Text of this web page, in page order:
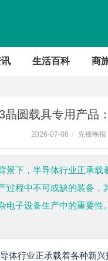
生活百科 商
晶圆载具专用产品
2026-07-08 / 先锋晚报
景下，半导体行业正承
过程中不可或缺的装备
电子设备生产中的重要
体行业正承载着各种新